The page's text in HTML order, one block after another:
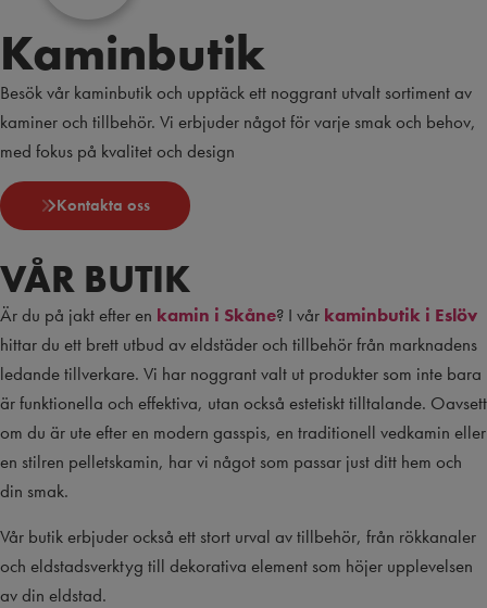
Kaminbutik
Besök vår kaminbutik och upptäck ett noggrant utvalt sortiment av
kaminer och tillbehör. Vi erbjuder något för varje smak och behov,
med fokus på kvalitet och design
Kontakta oss
VÅR BUTIK
Är du på jakt efter en kamin i Skåne? I vår kaminbutik i Eslöv
hittar du ett brett utbud av eldstäder och tillbehör från marknadens
ledande tillverkare. Vi har noggrant valt ut produkter som inte bara
är funktionella och effektiva, utan också estetiskt tilltalande. Oavsett
om du är ute efter en modern gasspis, en traditionell vedkamin eller
en stilren pelletskamin, har vi något som passar just ditt hem och
din smak.
Vår butik erbjuder också ett stort urval av tillbehör, från rökkanaler
och eldstadsverktyg till dekorativa element som höjer upplevelsen
av din eldstad.